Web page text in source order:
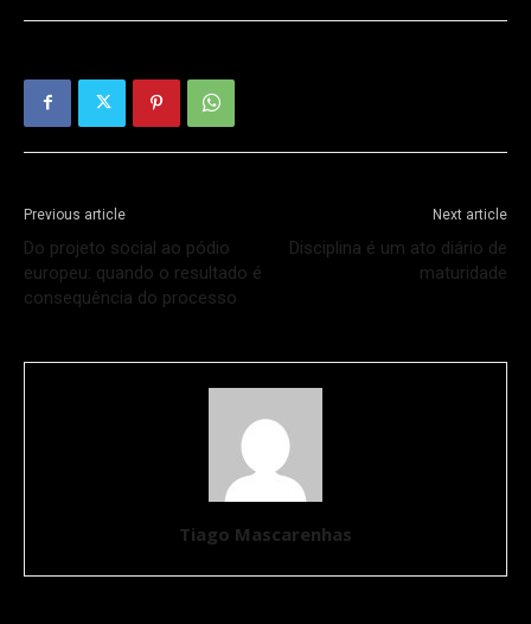
Previous article
Do projeto social ao pódio
europeu: quando o resultado é
consequência do processo
Next article
Disciplina é um ato diário de
maturidade
Tiago Mascarenhas